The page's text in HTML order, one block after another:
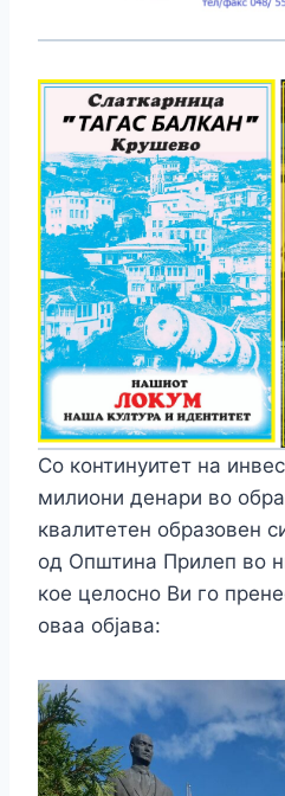
Со континуитет на
милиони денари во
квалитетен образовен
од Општина Прилеп во
кое целосно Ви го
оваа објава: